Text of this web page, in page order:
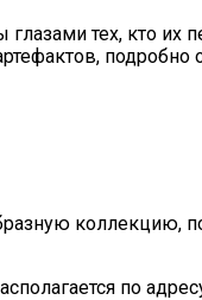
тех, кто их
коллекцию,
по